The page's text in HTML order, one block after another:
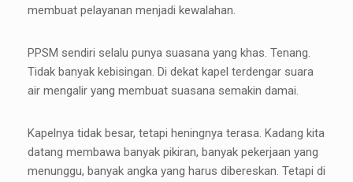
membuat pelayanan menjadi kewalahan.
PPSM sendiri selalu punya suasana yang khas. Tenang.
Tidak banyak kebisingan. Di dekat kapel terdengar suara
air mengalir yang membuat suasana semakin damai.
Kapelnya tidak besar, tetapi heningnya terasa. Kadang kita
datang membawa banyak pikiran, banyak pekerjaan yang
menunggu, banyak angka yang harus dibereskan. Tetapi di